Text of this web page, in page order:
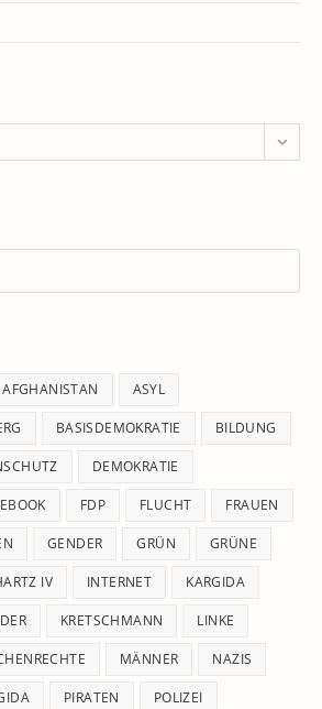
AFGHANISTAN ASYL
BASISDEMOKRATIE BILDUNG
DEMOKRATIE
FDP FLUCHT FRAUEN
GENDER GRÜN GRÜNE
IV INTERNET KARGIDA
KRETSCHMANN LINKE
MÄNNER NAZIS
PIRATEN POLIZEI